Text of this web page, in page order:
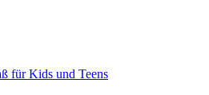
für Kids und Teens